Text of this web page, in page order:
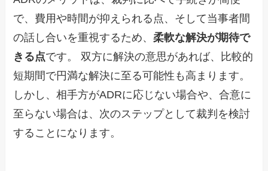
で、費用や時間が抑えられる点、そして当事者間
の話し合いを重視するため、柔軟な解決が期待で
きる点です。 双方に解決の意思があれば、比較的
短期間で円満な解決に至る可能性も高まります。
しかし、相手方がADRに応じない場合や、合意に
至らない場合は、次のステップとして裁判を検討
することになります。